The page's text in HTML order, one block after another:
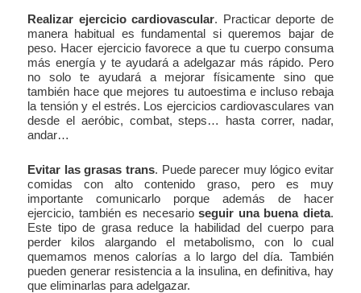
Realizar ejercicio cardiovascular. Practicar deporte de
manera habitual es fundamental si queremos bajar de
peso. Hacer ejercicio favorece a que tu cuerpo consuma
más energía y te ayudará a adelgazar más rápido. Pero
no solo te ayudará a mejorar físicamente sino que
también hace que mejores tu autoestima e incluso rebaja
la tensión y el estrés. Los ejercicios cardiovasculares van
desde el aeróbic, combat, steps… hasta correr, nadar,
andar…
Evitar las grasas trans. Puede parecer muy lógico evitar
comidas con alto contenido graso, pero es muy
importante comunicarlo porque además de hacer
ejercicio, también es necesarioseguir una buena dieta.
Este tipo de grasa reduce la habilidad del cuerpo para
perder kilos alargando el metabolismo, con lo cual
quemamos menos calorías a lo largo del día. También
pueden generar resistencia a la insulina, en definitiva, hay
que eliminarlas para adelgazar.